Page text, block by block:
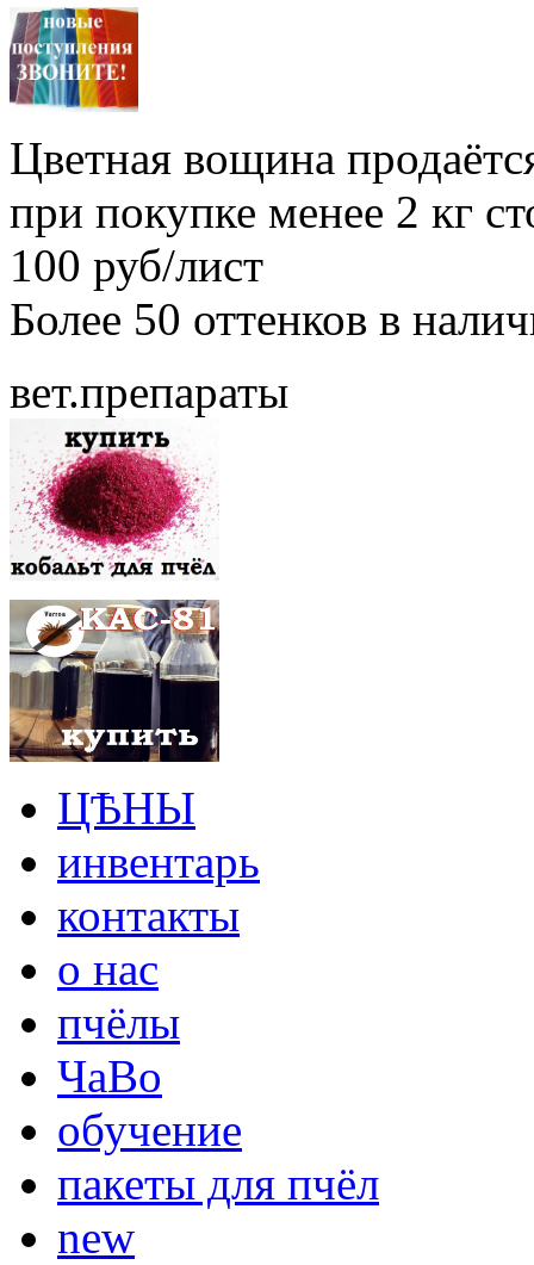
Цветная вощина
при покупке менее 2 кг
100 руб/лист
Более 50 оттенков в
вет.препараты
ЦѢНЫ
инвентарь
контакты
о нас
пчёлы
ЧаВо
обучение
пакеты для пчёл
new